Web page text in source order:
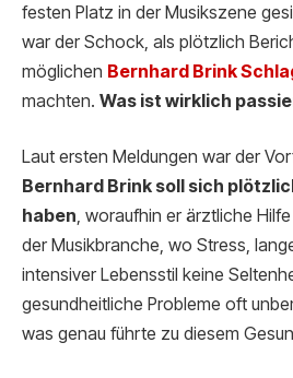
festen Platz in der Musikszene
war der Schock, als plötzlich
möglichen Bernhard Brink Schl
machten. Was ist wirklich
Laut ersten Meldungen war der
Bernhard Brink soll sich
haben, woraufhin er ärztliche
der Musikbranche, wo Stress,
intensiver Lebensstil keine
gesundheitliche Probleme oft
was genau führte zu diesem